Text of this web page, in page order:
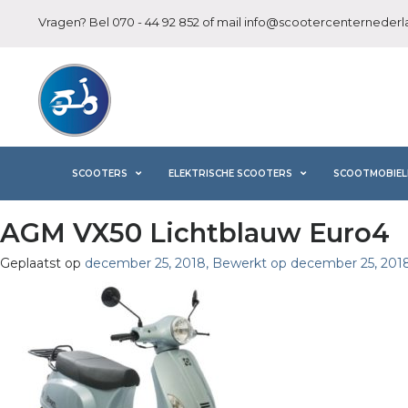
Vragen? Bel 070 - 44 92 852 of mail
SCOOTERS ELEKTRISCHE SCOOTERS
AGM VX50 Lichtblauw Euro4
Geplaatst op december 25, 2018, Bewerkt op december 25,